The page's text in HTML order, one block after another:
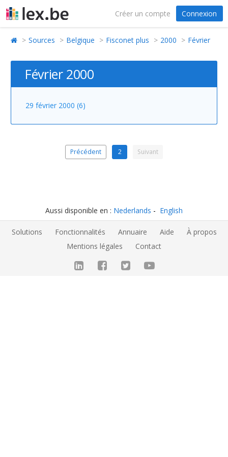
Créer un compte Connexion
Sources Belgique Fisconet plus 2000 Février
Février 2000
29 février 2000 (6)
Précédent 2 Suivant
Aussi disponible en : Nederlands English
Solutions Fonctionnalités Annuaire Aide
À propos
Mentions légales
Contact